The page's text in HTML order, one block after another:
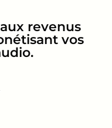
revenus
vos